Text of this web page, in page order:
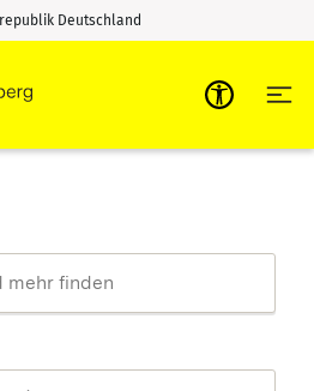
Deutschland